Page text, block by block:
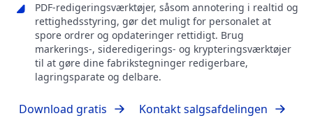
PDF-redigeringsværktøjer, såsom annotering i realtid og
rettighedsstyring, gør det muligt for personalet at
spore ordrer og opdateringer rettidigt. Brug
markerings-, sideredigerings- og krypteringsværktøjer
til at gøre dine fabrikstegninger redigerbare,
lagringsparate og delbare.
Download gratis Kontakt salgsafdelingen